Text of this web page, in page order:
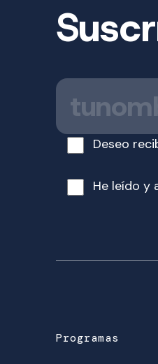
T
e
ó
Deseo
He leído y
Programas